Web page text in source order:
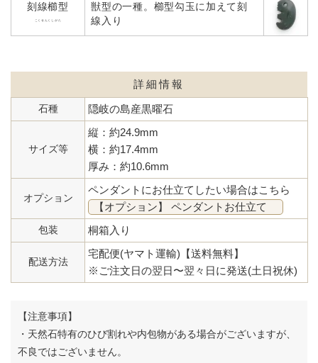
刻線櫛型
こくせんくしがた
獣型の一種。櫛型勾玉に加えて刻
線入り
詳細情報
石種 隠岐の島産黒曜石
サイズ等
縦：約24.9mm
横：約17.4mm
厚み：約10.6mm
オプション
ペンダントにお仕立てしたい場合はこちら
【オプション】 ペンダントお仕立て
包装
桐箱入り
配送方法
宅配便(ヤマト運輸)【送料無料】
※ご注文日の翌日〜翌々日に発送(土日祝休)
【注意事項】
・天然石特有のひび割れや内包物がある場合がございますが、
不良ではございません。